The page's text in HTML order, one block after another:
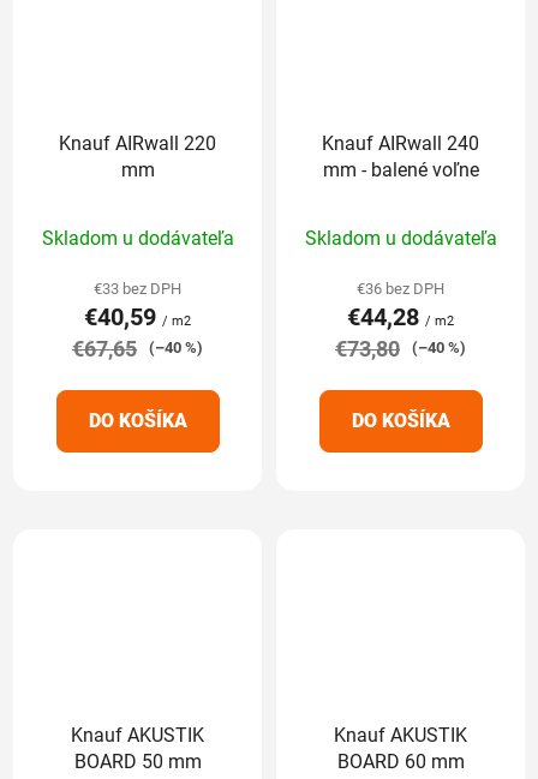
Knauf AIRwall 220
mm
hodnotenie
produktu
je
5,0
5
hviezdičiek.
Skladom u dodávateľa
€33 bez DPH
€40,59 / m2
€67,65 (–40 %)
DO KOŠÍKA
Knauf AIRwall 240
mm - balené voľne
hodnotenie
produktu
je
5,0
5
hviezdičiek.
Skladom u dodávateľa
€36 bez DPH
€44,28 / m2
€73,80 (–40 %)
DO KOŠÍKA
Knauf AKUSTIK
BOARD 50 mm
Knauf AKUSTIK
BOARD 60 mm